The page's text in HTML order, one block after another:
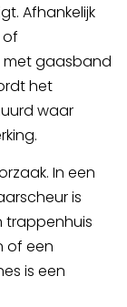
Afhankelijk
met gaasband
het
waar
In een
is
trappenhuis
of een
is een